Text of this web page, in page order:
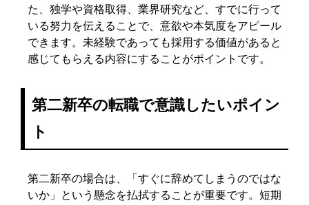
た、独学や資格取得、業界研究など、すでに行って
いる努力を伝えることで、意欲や本気度をアピール
できます。未経験であっても採用する価値があると
感じてもらえる内容にすることがポイントです。
第二新卒の転職で意識したいポイン
ト
第二新卒の場合は、「すぐに辞めてしまうのではな
いか」という懸念を払拭することが重要です。短期